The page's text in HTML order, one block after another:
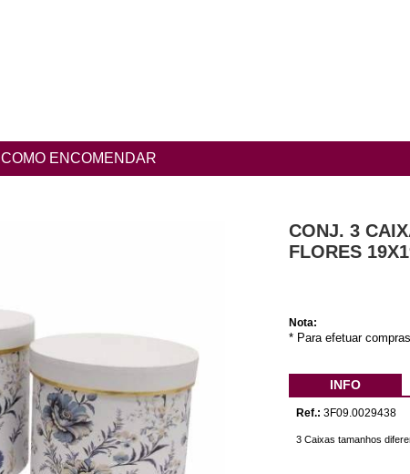
COMO ENCOMENDAR
CONJ. 3
FLORES
Nota:
* Para efetuar
INFO
Ref.: 3F09.0029438
3 Caixas tamanhos